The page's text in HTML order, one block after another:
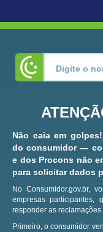
Não caia em
do consumidor —
e dos Procons não
para solicitar dados
No Consumidor.gov.br,
empresas participantes,
responder as
Primeiro, o consumidor